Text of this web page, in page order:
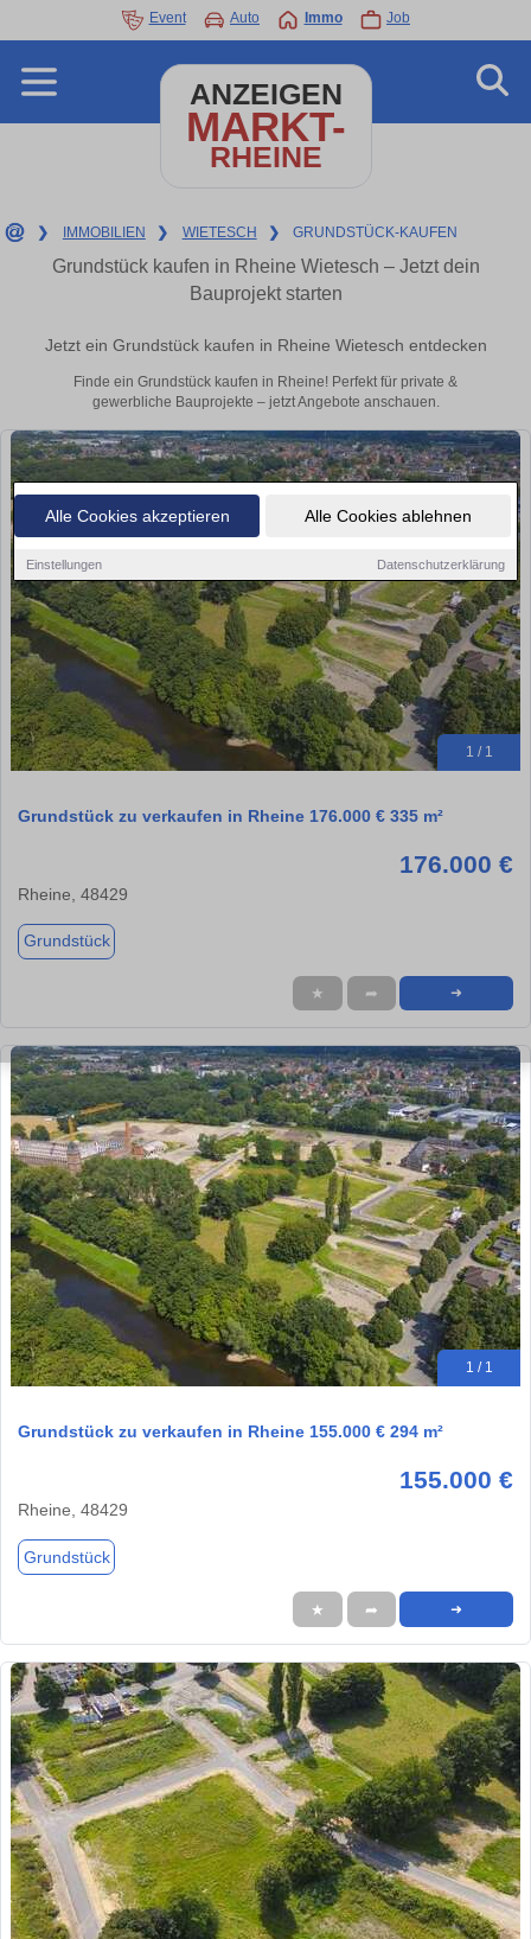
Alle Cookies akzeptieren Alle Cookies ablehnen
Einstellungen Datenschutzerklärung
Event Auto Immo Job
ANZEIGEN
MARKT-
RHEINE
❯ IMMOBILIEN ❯ WIETESCH ❯ GRUNDSTÜCK-KAUFEN
Grundstück kaufen in Rheine Wietesch – Jetzt dein
Bauprojekt starten
Jetzt ein Grundstück kaufen in Rheine Wietesch entdecken
Finde ein Grundstück kaufen in Rheine! Perfekt für private &
gewerbliche Bauprojekte – jetzt Angebote anschauen.
1 / 1
Grundstück zu verkaufen in Rheine 176.000 € 335 m²
176.000 €
Rheine, 48429
Grundstück
★ ➦ ➜
1 / 1
Grundstück zu verkaufen in Rheine 155.000 € 294 m²
155.000 €
Rheine, 48429
Grundstück
★ ➦ ➜